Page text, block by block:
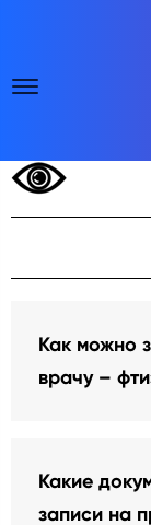
Как можно
врачу –
Какие
записи на